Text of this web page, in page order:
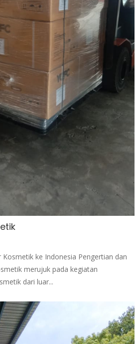
ke Indonesia Pengertian dan
merujuk pada kegiatan
dari luar...